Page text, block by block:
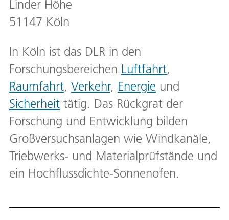
Linder Höhe
51147 Köln
In Köln ist das DLR in den
Forschungsbereichen Luftfahrt,
Raumfahrt, Verkehr, Energie und
Sicherheit tätig. Das Rückgrat der
Forschung und Entwicklung bilden
Großversuchsanlagen wie Windkanäle,
Triebwerks- und Materialprüfstände und
ein Hochflussdichte-Sonnenofen.